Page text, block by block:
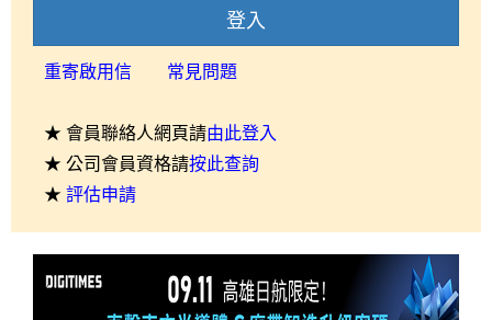
登入
重寄啟用信 常見問題
★ 會員聯絡人網頁請由此登入
★ 公司會員資格請按此查詢
★ 評估申請